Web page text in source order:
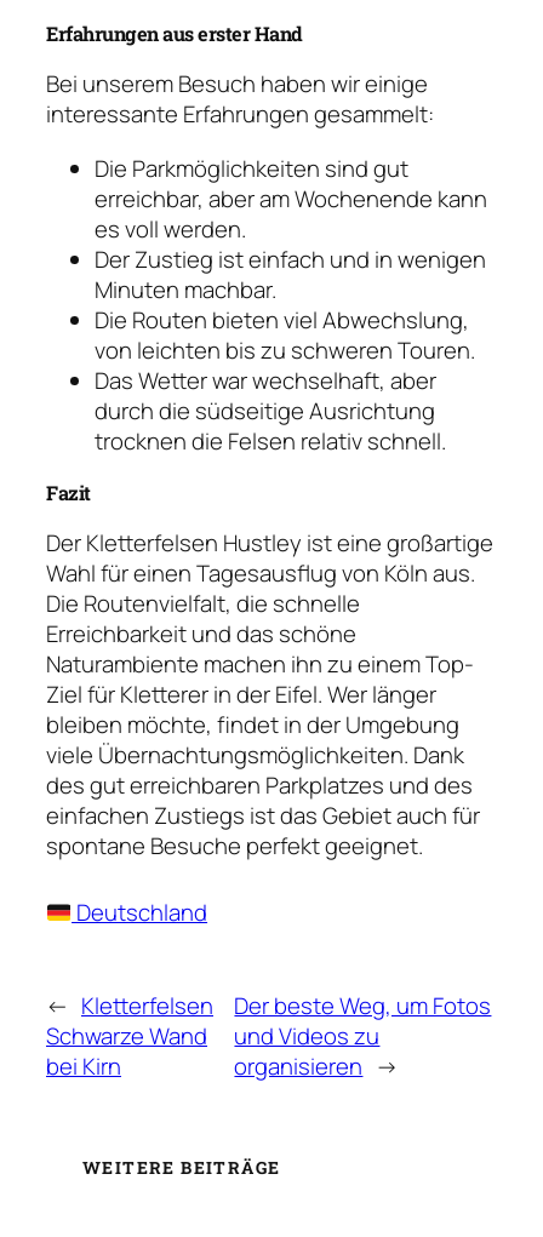
Erfahrungen aus erster Hand
Bei unserem Besuch haben wir einige
interessante Erfahrungen gesammelt:
Die Parkmöglichkeiten sind gut
erreichbar, aber am Wochenende kann
es voll werden.
Der Zustieg ist einfach und in wenigen
Minuten machbar.
Die Routen bieten viel Abwechslung,
von leichten bis zu schweren Touren.
Das Wetter war wechselhaft, aber
durch die südseitige Ausrichtung
trocknen die Felsen relativ schnell.
Fazit
Der Kletterfelsen Hustley ist eine großartige
Wahl für einen Tagesausflug von Köln aus.
Die Routenvielfalt, die schnelle
Erreichbarkeit und das schöne
Naturambiente machen ihn zu einem Top-
Ziel für Kletterer in der Eifel. Wer länger
bleiben möchte, findet in der Umgebung
viele Übernachtungsmöglichkeiten. Dank
des gut erreichbaren Parkplatzes und des
einfachen Zustiegs ist das Gebiet auch für
spontane Besuche perfekt geeignet.
Deutschland
← Kletterfelsen
Schwarze Wand
bei Kirn
Der beste Weg, um Fotos
und Videos zu
organisieren →
WEITERE BEITRÄGE